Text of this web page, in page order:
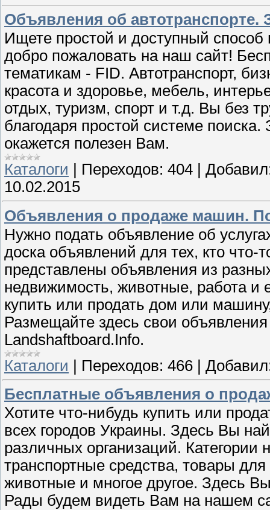
Объявления об автотранспорте.
Ищете простой и доступный
добро пожаловать на наш сайт!
тематикам - FID. Автотранспорт,
красота и здоровье, мебель,
отдых, туризм, спорт и т.д. Вы без
благодаря простой системе
окажется полезен Вам.
Каталоги
Переходов: 404
10.02.2015
Объявления о продаже машин.
Нужно подать объявление об
доска объявлений для тех, кто что-
представлены объявления из
недвижимость, животные, работа и
купить или продать дом или
Размещайте здесь свои
Landshaftboard.Info.
Каталоги | Переходов: 466 |
Бесплатные объявления о
Хотите что-нибудь купить или
всех городов Украины. Здесь Вы
различных организаций.
транспортные средства, товары
животные и многое другое. Здесь
Рады будем видеть Вам на нашем